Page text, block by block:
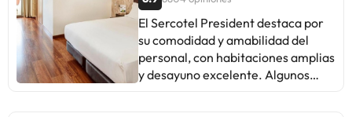
una excelente opción para quienes
buscan un hotel acogedor y bien
situado en Figueres.
El Sercotel President destaca por
su comodidad y amabilidad del
personal, con habitaciones amplias
y desayuno excelente. Algunos